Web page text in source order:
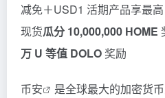
减免＋USD1 活期产品享最高
现货瓜分 10,000,000 HOME
万 U 等值 DOLO 奖励
币安
是全球最大的加密货